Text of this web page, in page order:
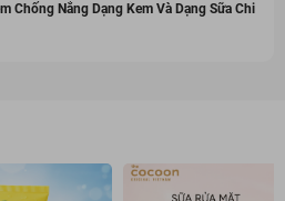
Chống Nắng Dạng Kem Và Dạng Sữa Chi